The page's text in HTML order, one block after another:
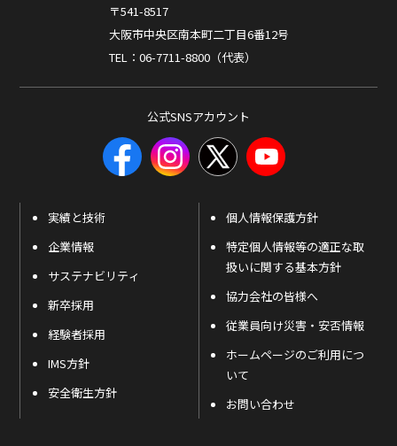
〒541-8517
大阪市中央区南本町二丁目6番12号
TEL：06-7711-8800（代表）
公式SNSアカウント
実績と技術
企業情報
サステナビリティ
新卒採用
経験者採用
IMS方針
安全衛生方針
個人情報保護方針
特定個人情報等の適正な取
扱いに関する基本方針
協力会社の皆様へ
従業員向け災害・安否情報
ホームページのご利用につ
いて
お問い合わせ